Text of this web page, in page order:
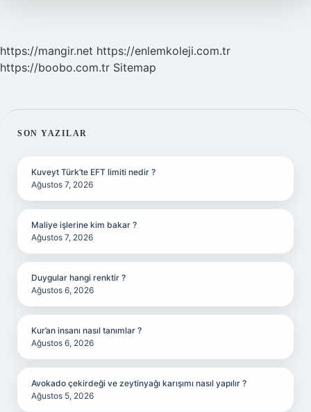
https://mangir.net https://enlemkoleji.com.tr
https://boobo.com.tr Sitemap
SIDEBAR
SON YAZILAR
Kuveyt Türk’te EFT limiti nedir ?
Ağustos 7, 2026
Maliye işlerine kim bakar ?
Ağustos 7, 2026
Duygular hangi renktir ?
Ağustos 6, 2026
Kur’an insanı nasıl tanımlar ?
Ağustos 6, 2026
Avokado çekirdeği ve zeytinyağı karışımı nasıl yapılır ?
Ağustos 5, 2026